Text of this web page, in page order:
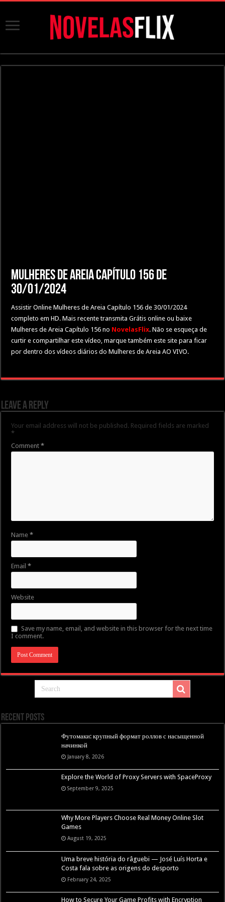
Mulheres de Areia Capítulo 156 de
30/01/2024
Assistir Online Mulheres de Areia Capítulo 156 de 30/01/2024
completo em HD. Mais recente transmita Grátis online ou baixe
Mulheres de Areia Capítulo 156 no NovelasFlix. Não se esqueça de
curtir e compartilhar este vídeo, marque também este site para ficar
por dentro dos vídeos diários do Mulheres de Areia AO VIVO.
Leave a Reply
Your email address will not be published. Required fields are marked
*
Comment*
Name*
Email*
Website
Save my name, email, and website in this browser for the next time
I comment.
Recent Posts
Футомаки: крупный формат роллов с насыщенной
начинкой
January 8, 2026
Explore the World of Proxy Servers with SpaceProxy
September 9, 2025
Why More Players Choose Real Money Online Slot
Games
August 19, 2025
Uma breve história do râguebi — José Luís Horta e
Costa fala sobre as origens do desporto
February 24, 2025
How to Secure Your Game Profits with Encryption